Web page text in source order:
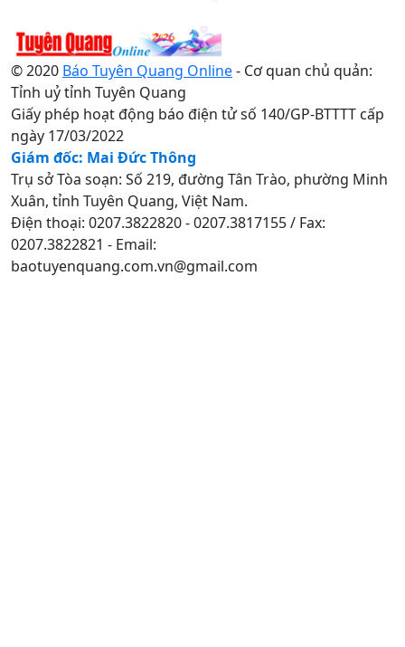
© 2020 Báo Tuyên Quang Online- Cơ quan chủ quản:
Tỉnh uỷ tỉnh Tuyên Quang
Giấy phép hoạt động báo điện tử số 140/GP-BTTTT cấp
ngày 17/03/2022
Giám đốc: Mai Đức Thông
Trụ sở Tòa soạn: Số 219, đường Tân Trào, phường Minh
Xuân, tỉnh Tuyên Quang, Việt Nam.
Điện thoại: 0207.3822820 - 0207.3817155 / Fax:
0207.3822821 - Email:
baotuyenquang.com.vn@gmail.com